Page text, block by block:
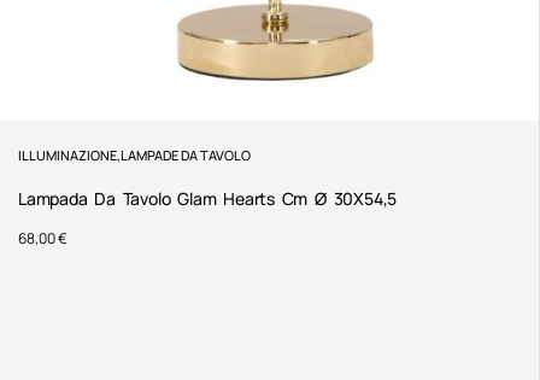
ILLUMINAZIONE,LAMPADE DA TAVOLO
Lampada Da Tavolo Glam Hearts Cm Ø 30X54,5
68,00€